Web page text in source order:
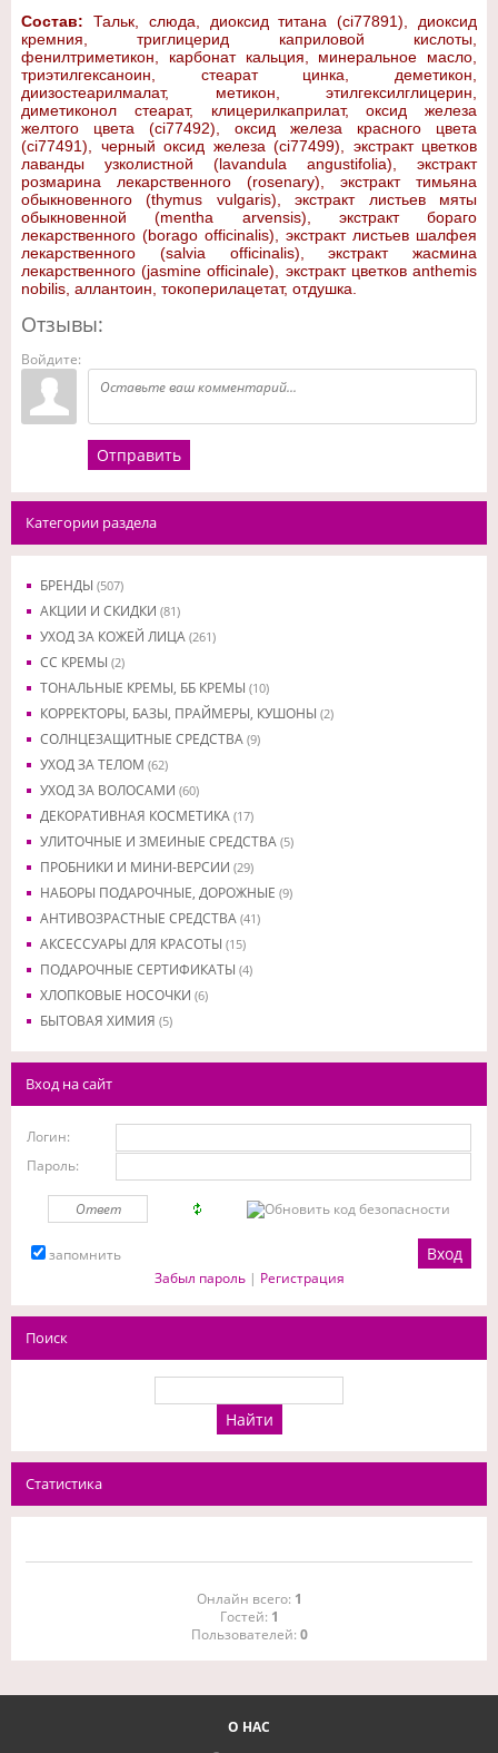
Состав: Тальк, слюда, диоксид титана (ci77891), диоксид
кремния, триглицерид каприловой кислоты,
фенилтриметикон, карбонат кальция, минеральное масло,
триэтилгексаноин, стеарат цинка, деметикон,
диизостеарилмалат, метикон, этилгексилглицерин,
диметиконол стеарат, клицерилкаприлат, оксид железа
желтого цвета (ci77492), оксид железа красного цвета
(ci77491), черный оксид железа (ci77499), экстракт цветков
лаванды узколистной (lavandula angustifolia), экстракт
розмарина лекарственного (rosenary), экстракт тимьяна
обыкновенного (thymus vulgaris), экстракт листьев мяты
обыкновенной (mentha arvensis), экстракт бораго
лекарственного (borago officinalis), экстракт листьев шалфея
лекарственного (salvia officinalis), экстракт жасмина
лекарственного (jasmine officinale), экстракт цветков anthemis
nobilis, аллантоин, токоперилацетат, отдушка.
Отзывы:
Войдите:
Отправить
Категории раздела
БРЕНДЫ (507)
АКЦИИ И СКИДКИ (81)
УХОД ЗА КОЖЕЙ ЛИЦА (261)
CC КРЕМЫ (2)
ТОНАЛЬНЫЕ КРЕМЫ, ББ КРЕМЫ (10)
КОРРЕКТОРЫ, БАЗЫ, ПРАЙМЕРЫ, КУШОНЫ (2)
СОЛНЦЕЗАЩИТНЫЕ СРЕДСТВА (9)
УХОД ЗА ТЕЛОМ (62)
УХОД ЗА ВОЛОСАМИ (60)
ДЕКОРАТИВНАЯ КОСМЕТИКА (17)
УЛИТОЧНЫЕ И ЗМЕИНЫЕ СРЕДСТВА (5)
ПРОБНИКИ И МИНИ-ВЕРСИИ (29)
НАБОРЫ ПОДАРОЧНЫЕ, ДОРОЖНЫЕ (9)
АНТИВОЗРАСТНЫЕ СРЕДСТВА (41)
АКСЕССУАРЫ ДЛЯ КРАСОТЫ (15)
ПОДАРОЧНЫЕ СЕРТИФИКАТЫ (4)
ХЛОПКОВЫЕ НОСОЧКИ (6)
БЫТОВАЯ ХИМИЯ (5)
Вход на сайт
Логин:
Пароль:
запомнить
Забыл пароль| Регистрация
Поиск
Статистика
Онлайн всего: 1
Гостей: 1
Пользователей: 0
О НАС